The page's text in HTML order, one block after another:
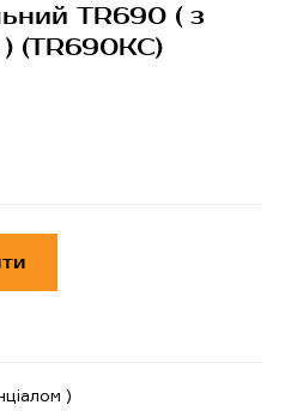
TR690 ( з
(TR690KC)
)